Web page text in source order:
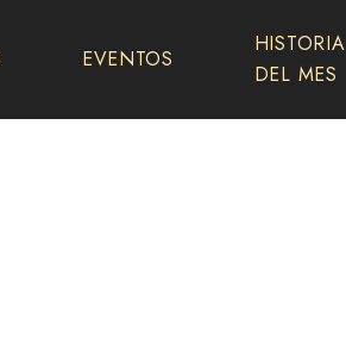
EVENTOS
HISTORIA
DEL MES